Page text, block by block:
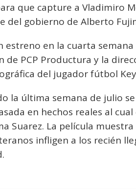
que capture a Vladimiro
del gobierno de Alberto
estreno en la cuarta
de PCP Productura y la
del jugador fútbol
la última semana de julio
en hechos reales al
Suarez. La película
infligen a los recién